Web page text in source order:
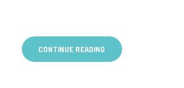
CONTINUE READING